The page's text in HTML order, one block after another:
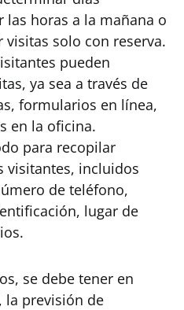
horas a la mañana o
solo con reserva.
pueden
ya sea a través de
formularios en línea,
en la oficina.
para recopilar
visitantes, incluidos
de teléfono,
lugar de
se debe tener en
la previsión de